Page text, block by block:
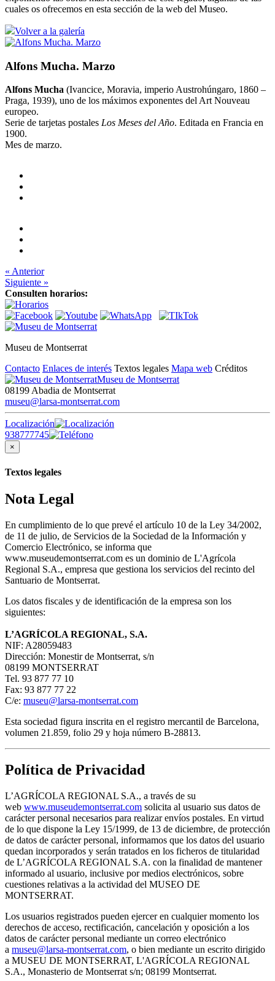
cuales os ofrecemos en esta sección de la web del Museo.
Volver a la galería
Alfons Mucha. Marzo
Alfons Mucha (Ivancice, Moravia, imperio Austrohúngaro, 1860 –
Praga, 1939), uno de los máximos exponentes del Art Nouveau
europeo.
Serie de tarjetas postales Los Meses del Año. Editada en Francia en
1900.
Mes de marzo.
« Anterior
Siguiente »
Consulten horarios:
Museu de Montserrat
Contacto Enlaces de interés Textos legales Mapa web Créditos
Museu de Montserrat
08199 Abadia de Montserrat
museu@larsa-montserrat.com
Localización
938777745
×
Textos legales
Nota Legal
En cumplimiento de lo que prevé el artículo 10 de la Ley 34/2002,
de 11 de julio, de Servicios de la Sociedad de la Información y
Comercio Electrónico, se informa que
www.museudemontserrat.com es un dominio de L'Agrícola
Regional S.A., empresa que gestiona los servicios del recinto del
Santuario de Montserrat.
Los datos fiscales y de identificación de la empresa son los
siguientes:
L’AGRÍCOLA REGIONAL, S.A.
NIF: A28059483
Dirección: Monestir de Montserrat, s/n
08199 MONTSERRAT
Tel. 93 877 77 10
Fax: 93 877 77 22
C/e: museu@larsa-montserrat.com
Esta sociedad figura inscrita en el registro mercantil de Barcelona,
volumen 21.859, folio 29 y hoja número B-28813.
Política de Privacidad
L’AGRÍCOLA REGIONAL S.A., a través de su
web www.museudemontserrat.com solicita al usuario sus datos de
carácter personal necesarios para realizar envíos postales. En virtud
de lo que dispone la Ley 15/1999, de 13 de diciembre, de protección
de datos de carácter personal, informamos que los datos del usuario
quedan incorporados y serán tratados en los ficheros de titularidad
de L’AGRÍCOLA REGIONAL S.A. con la finalidad de mantener
informado al usuario, inclusive por medios electrónicos, sobre
cuestiones relativas a la actividad del MUSEO DE
MONTSERRAT.
Los usuarios registrados pueden ejercer en cualquier momento los
derechos de acceso, rectificación, cancelación y oposición a los
datos de carácter personal mediante un correo electrónico
a museu@larsa-montserrat.com, o bien mediante un escrito dirigido
a MUSEU DE MONTSERRAT, L'AGRÍCOLA REGIONAL
S.A., Monasterio de Montserrat s/n; 08199 Montserrat.